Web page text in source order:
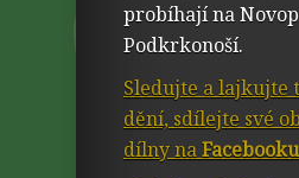
probíhají na
Podkrkonoší.
Sledujte a lajkujte
dění, sdílejte své
dílny naFacebooku